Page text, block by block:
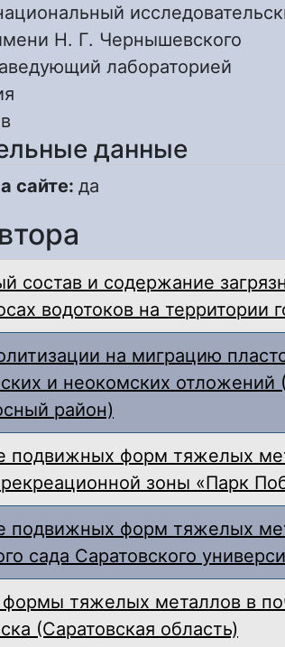
Н. Г. Чернышевского
лабораторией
данные
сайте: да
состав и содержание
водотоков на территории
на миграцию
и неокомских отложений
район)
подвижных форм тяжелых
зоны «Парк
подвижных форм тяжелых
сада Саратовского
тяжелых металлов в
(Саратовская область)